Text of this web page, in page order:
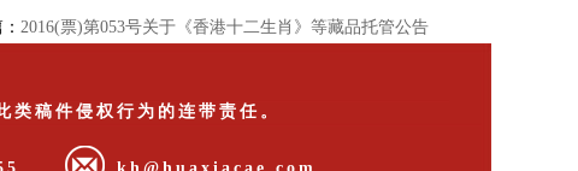
2016(票)第053号关于《香港十二生肖》等藏品托管公告
稿件侵权行为的连带责任。